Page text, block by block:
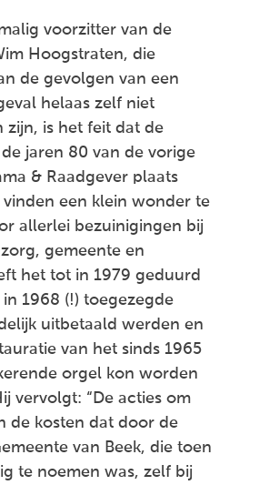
voorzitter van de
Hoogstraten, die
de gevolgen van een
helaas zelf niet
zijn, is het feit dat de
jaren 80 van de vorige
& Raadgever plaats
vinden een klein wonder te
allerlei bezuinigingen bij
gemeente en
het tot in 1979 geduurd
1968 (!) toegezegde
uitbetaald werden en
van het sinds 1965
orgel kon worden
vervolgt: “De acties om
de kosten dat door de
van Beek, die toen
te noemen was, zelf bij